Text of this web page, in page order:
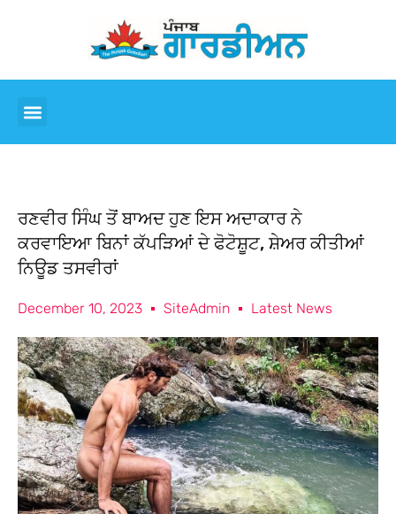
ਰਣਵੀਰ ਸਿੰਘ ਤੋਂ ਬਾਅਦ ਹੁਣ ਇਸ ਅਦਾਕਾਰ ਨੇ
ਕਰਵਾਇਆ ਬਿਨਾਂ ਕੱਪੜਿਆਂ ਦੇ ਫੋਟੋਸ਼ੂਟ, ਸ਼ੇਅਰ ਕੀਤੀਆਂ
ਨਿਊਡ ਤਸਵੀਰਾਂ
December 10, 2023 SiteAdmin Latest News